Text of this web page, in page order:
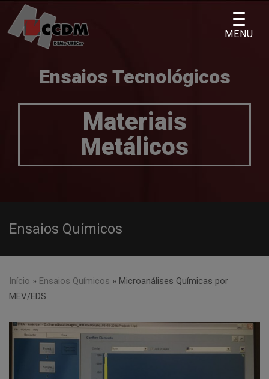
content
Ensaios Tecnológicos
Materiais
Metálicos
Ensaios Químicos
Início » Ensaios Químicos » Microanálises Químicas por
MEV/EDS
MENU